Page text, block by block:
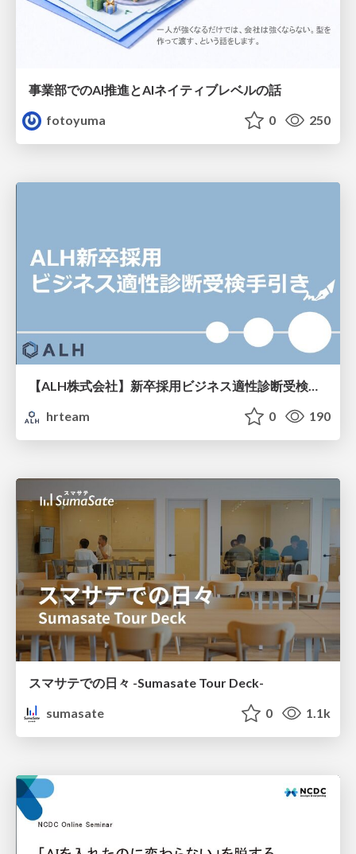
事業部でのAI推進とAIネイティブレベルの話
fotoyuma
0 250
【ALH株式会社】新卒採用ビジネス適性診断受検手引き
hrteam
0 190
スマサテでの日々 -Sumasate Tour Deck-
sumasate
0 1.1k